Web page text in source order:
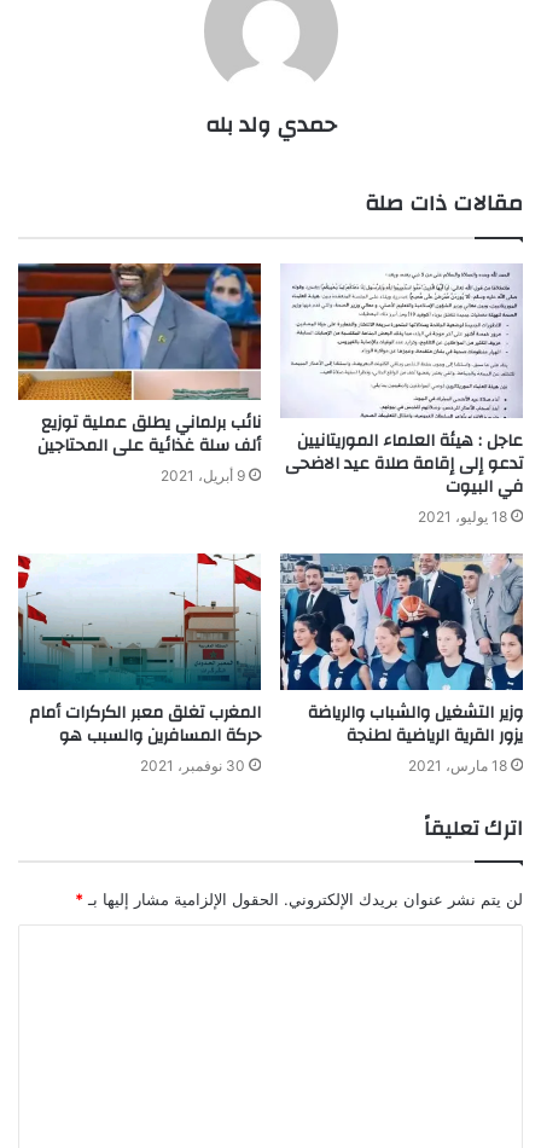
حمدي ولد بله
مقالات ذات صلة
عاجل : هيئة العلماء الموريتانيين
تدعو إلى إقامة صلاة عيد الاضحى
في البيوت
18 يوليو، 2021
نائب برلماني يطلق عملية توزيع
ألف سلة غذائية على المحتاجين
9 أبريل، 2021
وزير التشغيل والشباب والرياضة
يزور القرية الرياضية لطنجة
18 مارس، 2021
المغرب تغلق معبر الكركرات أمام
حركة المسافرين والسبب هو
30 نوفمبر، 2021
اترك تعليقاً
لن يتم نشر عنوان بريدك الإلكتروني. الحقول الإلزامية مشار إليها بـ *